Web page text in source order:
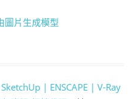
圖片生成模型
| ENSCAPE | V-Ray